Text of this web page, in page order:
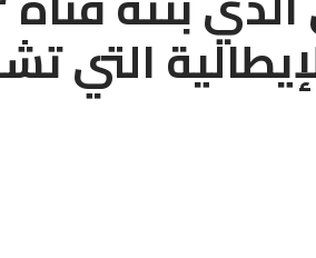
التي